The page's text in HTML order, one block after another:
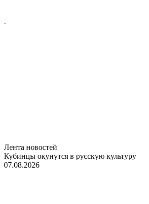
Лента новостей
Кубинцы окунутся в русскую культуру
07.08.2026